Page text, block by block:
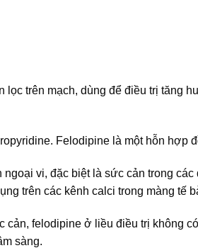
trên mạch, dùng để điều trị tăng
Felodipine là một hỗn hợp
vi, đặc biệt là sức cản trong
trên các kênh calci trong màng tế
felodipine ở liều điều trị không
sàng.